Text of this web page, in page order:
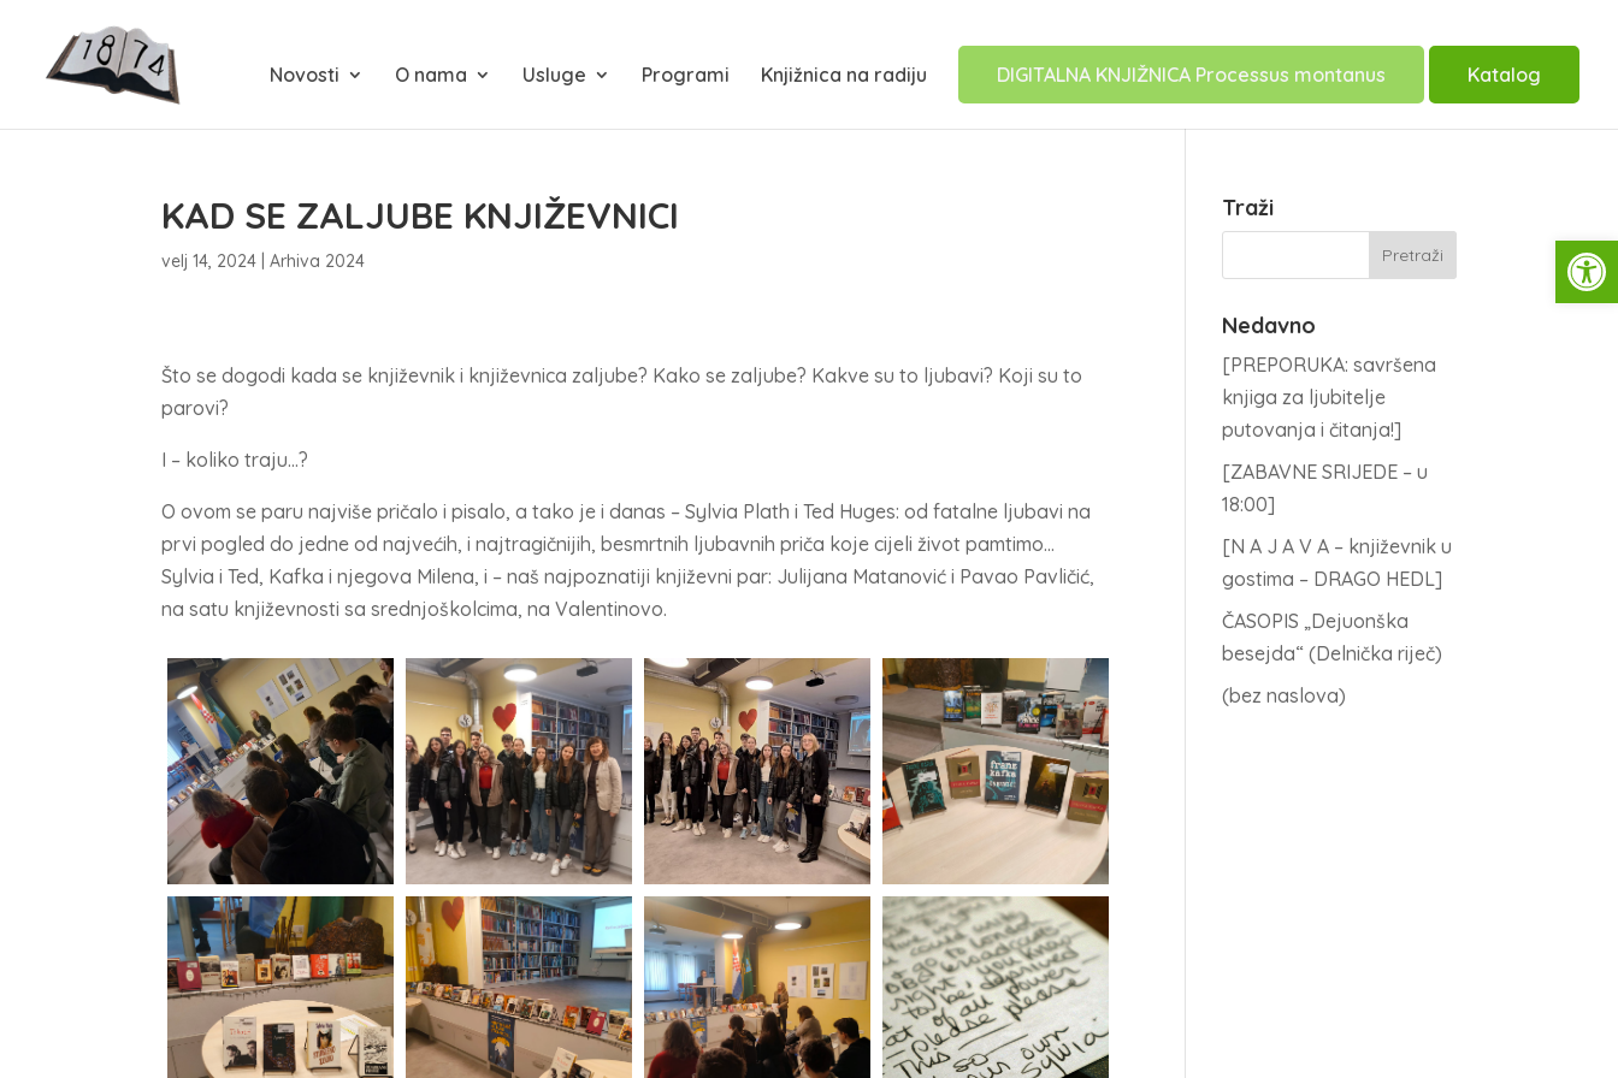
Novosti O nama Usluge Programi Knjižnica na radiju DIGITALNA KNJIŽNICA Processus montanus Katalog
KAD SE ZALJUBE KNJIŽEVNICI
velj 14, 2024 |Arhiva 2024
Što se dogodi kada se književnik i književnica zaljube? Kako se zaljube? Kakve su to ljubavi? Koji su to
parovi?
I – koliko traju…?
O ovom se paru najviše pričalo i pisalo, a tako je i danas – Sylvia Plath i Ted Huges: od fatalne ljubavi na
prvi pogled do jedne od najvećih, i najtragičnijih, besmrtnih ljubavnih priča koje cijeli život pamtimo…
Sylvia i Ted, Kafka i njegova Milena, i – naš najpoznatiji književni par: Julijana Matanović i Pavao Pavličić,
na satu književnosti sa srednjoškolcima, na Valentinovo.
Traži
Nedavno
[PREPORUKA: savršena
knjiga za ljubitelje
putovanja i čitanja!]
[ZABAVNE SRIJEDE – u
18:00]
[N A J A V A – književnik u
gostima – DRAGO HEDL]
ČASOPIS „Dejuonška
besejda“ (Delnička riječ)
(bez naslova)